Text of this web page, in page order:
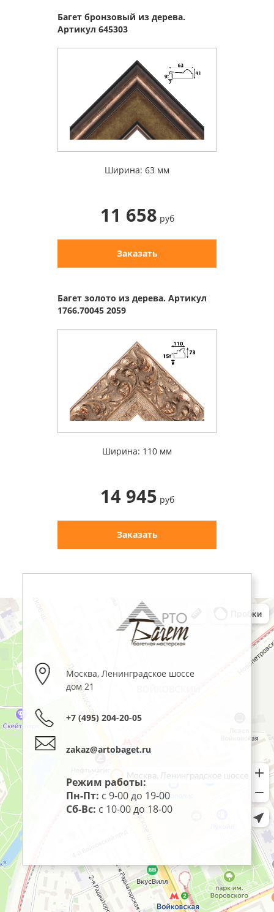
Багет бронзовый из дерева.
Артикул 645303
Ширина: 63 мм
11 658 руб
Заказать
Багет золото из дерева. Артикул
1766.70045 2059
Ширина: 110 мм
14 945 руб
Заказать
Москва,Ленинградское шоссе
дом 21
+7 (495) 204-20-05
zakaz@artobaget.ru
Режим работы:
Пн-Пт: с 9-00 до 19-00
Сб-Вс: с 10-00 до 18-00